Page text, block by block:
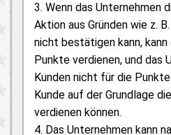
3. Wenn das Unternehmen
Aktion aus Gründen wie z.
nicht bestätigen kann, kann
Punkte verdienen, und das
Kunden nicht für die
Kunde auf der Grundlage
verdienen können.
4. Das Unternehmen kann